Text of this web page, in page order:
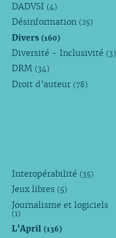
DADVSI (4)
Désinformation (25)
Divers (160)
Diversité - Inclusivité (3)
DRM (34)
Droit d’auteur (78)
Interopérabilité (35)
Jeux libres (5)
Journalisme et logiciels
(1)
L’April (136)